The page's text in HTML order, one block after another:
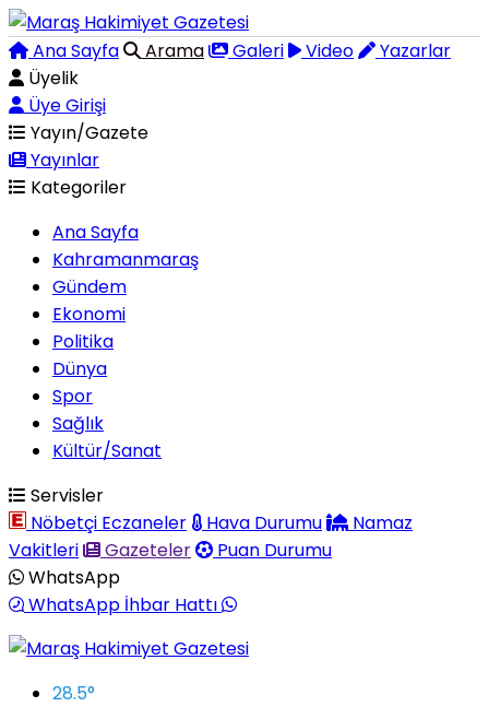
Ana Sayfa Arama Galeri Video
Yazarlar
Üyelik
Üye Girişi
Yayın/Gazete
Yayınlar
Kategoriler
Ana Sayfa
Kahramanmaraş
Gündem
Ekonomi
Politika
Dünya
Spor
Sağlık
Kültür/Sanat
Servisler
Nöbetçi Eczaneler
Hava Durumu
Namaz
Vakitleri
Gazeteler
Puan Durumu
WhatsApp
WhatsApp İhbar Hattı
28.5°